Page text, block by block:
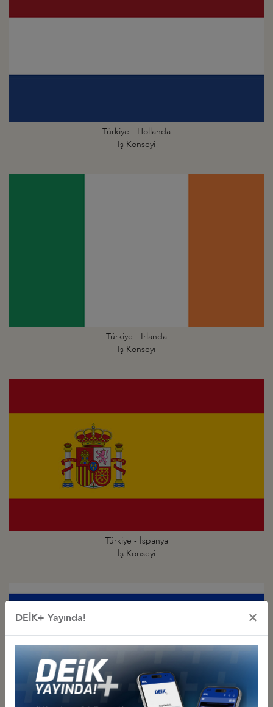
Türkiye - Hollanda
İş Konseyi
Türkiye - İrlanda
İş Konseyi
Türkiye - İspanya
İş Konseyi
DEİK+ Yayında! ×